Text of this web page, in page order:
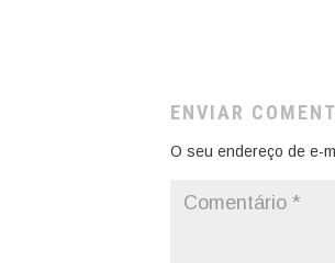
ENVIAR
O seu endereço de e-